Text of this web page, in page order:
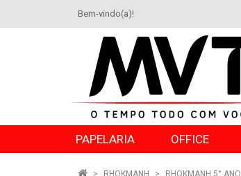
Bem-vindo(a)!
PAPELARIA OFFICE
RHOKMANH RHOKMANH 5° ANO